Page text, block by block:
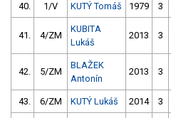
40. 1/V KUTÝ Tomáš 1979 3
41. 4/ZM
KUBITA
Lukáš
2013 3
42. 5/ZM
BLAŽEK
Antonín
2013 3
43. 6/ZM KUTÝ Lukáš 2014 3